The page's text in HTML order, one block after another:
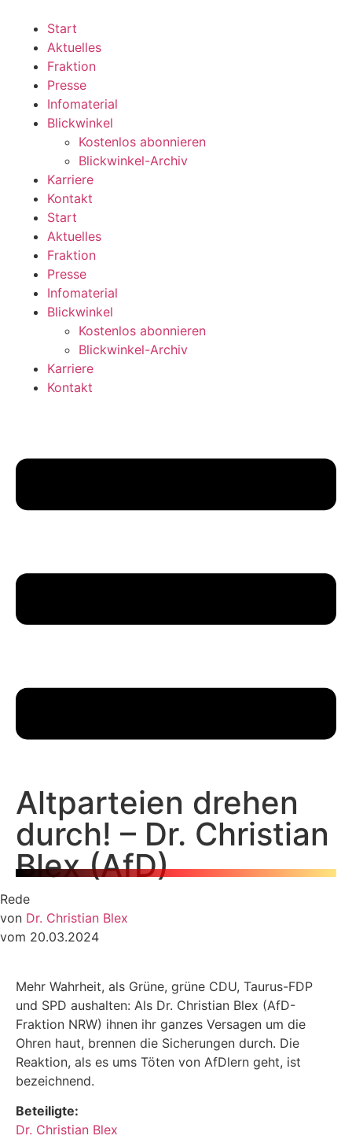
wechseln
Start
Aktuelles
Fraktion
Presse
Infomaterial
Blickwinkel
Kostenlos abonnieren
Blickwinkel-Archiv
Karriere
Kontakt
Start
Aktuelles
Fraktion
Presse
Infomaterial
Blickwinkel
Kostenlos abonnieren
Blickwinkel-Archiv
Karriere
Kontakt
Altparteien drehen
durch! – Dr. Christian
Blex (AfD)
Rede
von Dr. Christian Blex
vom 20.03.2024
Mehr Wahrheit, als Grüne, grüne CDU, Taurus-FDP
und SPD aushalten: Als Dr. Christian Blex (AfD-
Fraktion NRW) ihnen ihr ganzes Versagen um die
Ohren haut, brennen die Sicherungen durch. Die
Reaktion, als es ums Töten von AfDlern geht, ist
bezeichnend.
Beteiligte:
Dr. Christian Blex